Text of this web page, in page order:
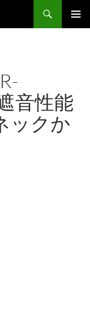
音性能
ックか